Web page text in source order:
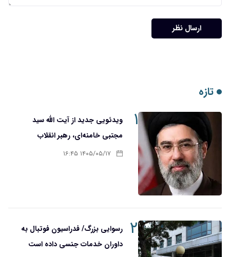
ارسال نظر
تازه
۱
ویدئویی جدید از آیت الله سید
مجتبی خامنه‌ای، رهبر انقلاب
۱۴۰۵/۰۵/۱۷ ۱۶:۴۵
۲
رسوایی بزرگ/ فدراسیون فوتبال به
داوران خدمات جنسی داده است